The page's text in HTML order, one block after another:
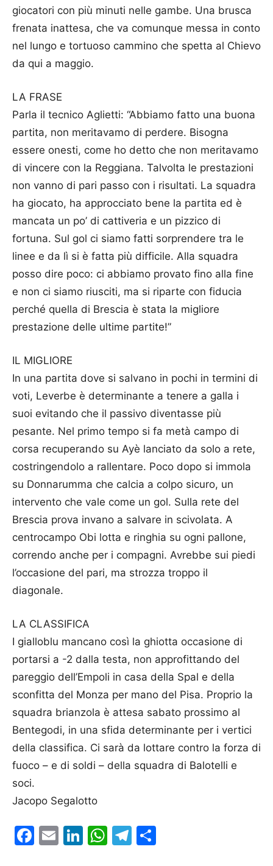
giocatori con più minuti nelle gambe. Una brusca
frenata inattesa, che va comunque messa in conto
nel lungo e tortuoso cammino che spetta al Chievo
da qui a maggio.
LA FRASE
Parla il tecnico Aglietti: “Abbiamo fatto una buona
partita, non meritavamo di perdere. Bisogna
essere onesti, come ho detto che non meritavamo
di vincere con la Reggiana. Talvolta le prestazioni
non vanno di pari passo con i risultati. La squadra
ha giocato, ha approcciato bene la partita ed è
mancata un po’ di cattiveria e un pizzico di
fortuna. Sul gol ci siamo fatti sorprendere tra le
linee e da lì si è fatta più difficile. Alla squadra
posso dire poco: ci abbiamo provato fino alla fine
e non ci siamo riusciti, ma si riparte con fiducia
perché quella di Brescia è stata la migliore
prestazione delle ultime partite!”
IL MIGLIORE
In una partita dove si salvano in pochi in termini di
voti, Leverbe è determinante a tenere a galla i
suoi evitando che il passivo diventasse più
pesante. Nel primo tempo si fa metà campo di
corsa recuperando su Ayè lanciato da solo a rete,
costringendolo a rallentare. Poco dopo si immola
su Donnarumma che calcia a colpo sicuro, un
intervento che vale come un gol. Sulla rete del
Brescia prova invano a salvare in scivolata. A
centrocampo Obi lotta e ringhia su ogni pallone,
correndo anche per i compagni. Avrebbe sui piedi
l’occasione del pari, ma strozza troppo il
diagonale.
LA CLASSIFICA
I gialloblu mancano così la ghiotta occasione di
portarsi a -2 dalla testa, non approfittando del
pareggio dell’Empoli in casa della Spal e della
sconfitta del Monza per mano del Pisa. Proprio la
squadra brianzola è attesa sabato prossimo al
Bentegodi, in una sfida determinante per i vertici
della classifica. Ci sarà da lottare contro la forza di
fuoco – e di soldi – della squadra di Balotelli e
soci.
Jacopo Segalotto
Facebook
EmailLinkedIn
WhatsApp
Telegram